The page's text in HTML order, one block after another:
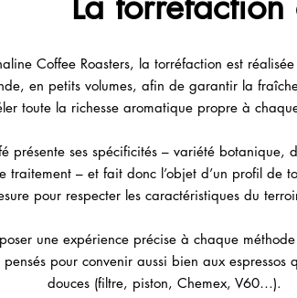
Coffee Roasters, la torréfaction est
en petits volumes, afin de garantir la
toute la richesse aromatique propre à
présente ses spécificités – variété botanique,
traitement – et fait donc l’objet d’un profil de
pour respecter les caractéristiques du
une expérience précise à chaque méthode
pensés pour convenir aussi bien aux espressos
douces (filtre, piston, Chemex, V60…).